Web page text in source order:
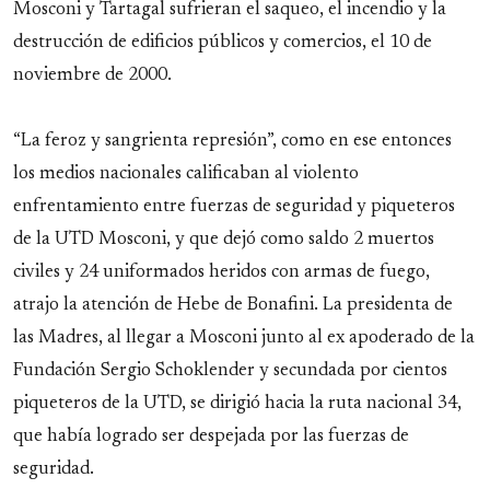
Mosconi y Tartagal sufrieran el saqueo, el incendio y la
destrucción de edificios públicos y comercios, el 10 de
noviembre de 2000.
“La feroz y sangrienta represión”, como en ese entonces
los medios nacionales calificaban al violento
enfrentamiento entre fuerzas de seguridad y piqueteros
de la UTD Mosconi, y que dejó como saldo 2 muertos
civiles y 24 uniformados heridos con armas de fuego,
atrajo la atención de Hebe de Bonafini. La presidenta de
las Madres, al llegar a Mosconi junto al ex apoderado de la
Fundación Sergio Schoklender y secundada por cientos
piqueteros de la UTD, se dirigió hacia la ruta nacional 34,
que había logrado ser despejada por las fuerzas de
seguridad.